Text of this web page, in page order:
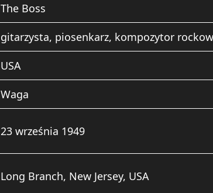
The Boss
gitarzysta, piosenkarz, kompozytor
USA
Waga
23 września 1949
Long Branch, New Jersey, USA